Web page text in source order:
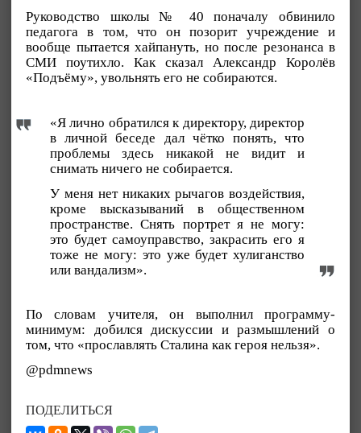
Руководство школы № 40 поначалу обвинило
педагога в том, что он позорит учреждение и
вообще пытается хайпануть, но после резонанса в
СМИ поутихло. Как сказал Александр Королёв
«Подъёму», увольнять его не собираются.
«Я лично обратился к директору, директор
в личной беседе дал чётко понять, что
проблемы здесь никакой не видит и
снимать ничего не собирается.
У меня нет никаких рычагов воздействия,
кроме высказываний в общественном
пространстве. Снять портрет я не могу:
это будет самоуправство, закрасить его я
тоже не могу: это уже будет хулиганство
или вандализм».
По словам учителя, он выполнил программу-
минимум: добился дискуссии и размышлений о
том, что «прославлять Сталина как героя нельзя».
@pdmnews
ПОДЕЛИТЬСЯ